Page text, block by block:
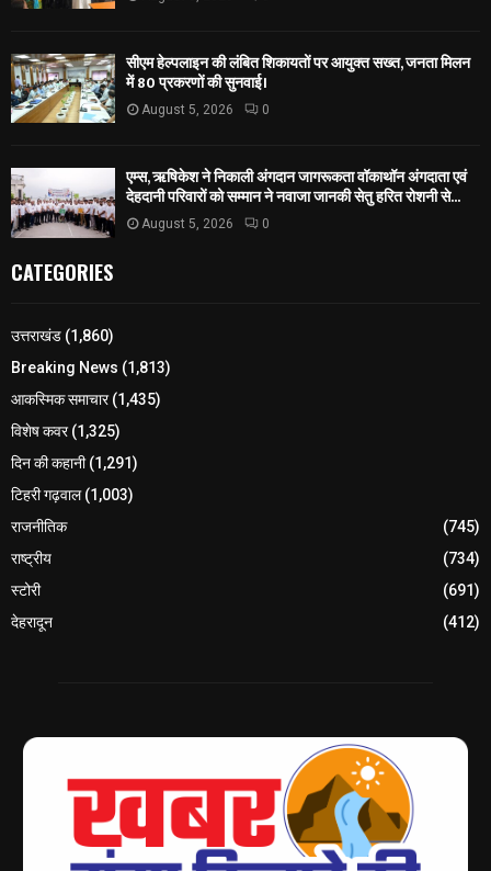
सीएम हेल्पलाइन की लंबित शिकायतों पर आयुक्त सख्त, जनता मिलन
में 80 प्रकरणों की सुनवाई।
August 5, 2026 0
एम्स, ऋषिकेश ने निकाली अंगदान जागरूकता वॉकाथॉन अंगदाता एवं
देहदानी परिवारों को सम्मान ने नवाजा जानकी सेतु हरित रोशनी से...
August 5, 2026 0
CATEGORIES
उत्तराखंड (1,860)
Breaking News (1,813)
आकस्मिक समाचार(1,435)
विशेष कवर(1,325)
दिन की कहानी(1,291)
टिहरी गढ़वाल(1,003)
राजनीतिक
(745)
राष्ट्रीय
(734)
स्टोरी
(691)
देहरादून
(412)